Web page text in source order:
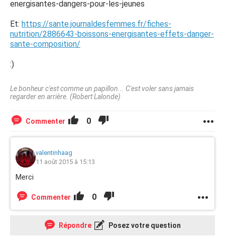
energisantes-dangers-pour-les-jeunes
Et: https://sante.journaldesfemmes.fr/fiches-
nutrition/2886643-boissons-energisantes-effets-danger-
sante-composition/
:)
Le bonheur c'est comme un papillon... C'est voler sans jamais
regarder en arrière. (Robert Lalonde)
Commenter 0
valentinhaag
11 août 2015 à 15:13
Merci
Commenter 0
Répondre Posez votre question